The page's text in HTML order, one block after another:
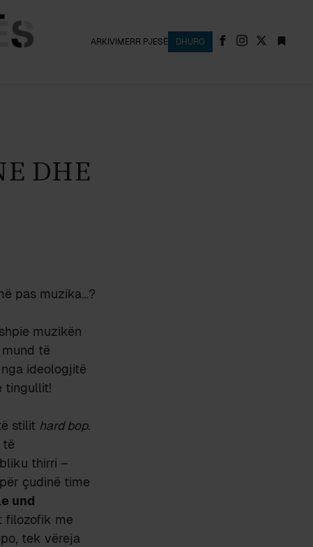
ARKIVIMERR PJESË DHURO
DHE
pas muzika…?
muzikën
të
ideologjitë
tingullit!
stilit hard bop.
të
thirri –
çudinë time
und
filozofik me
tek vëreja